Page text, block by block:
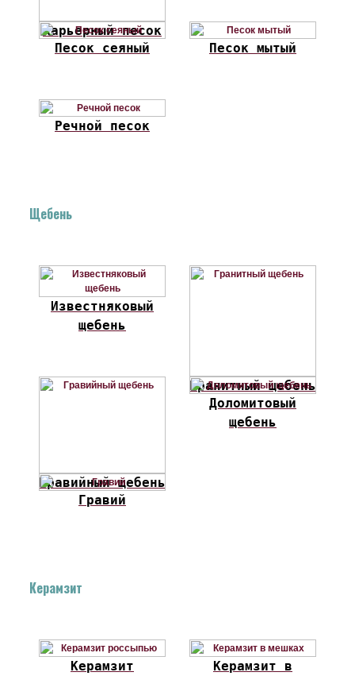
Карьерный песок
Песок сеяный Песок мытый
Речной песок
Щебень
Известняковый
щебень
Гранитный щебень
Гравийный щебень
Доломитовый
щебень
Гравий
Керамзит
Керамзит
Керамзит в